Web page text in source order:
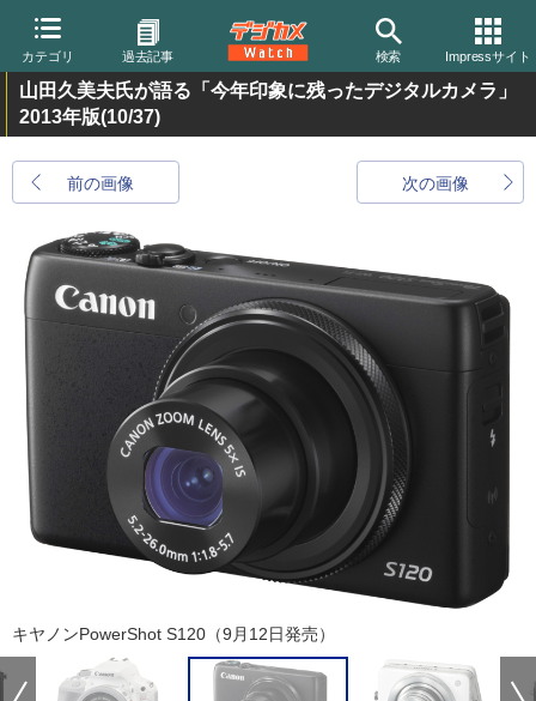
カテゴリ 過去記事 検索 Impressサイト
山田久美夫氏が語る「今年印象に残ったデジタルカメラ」
2013年版(10/37)
前の画像 次の画像
キヤノンPowerShot S120（9月12日発売）